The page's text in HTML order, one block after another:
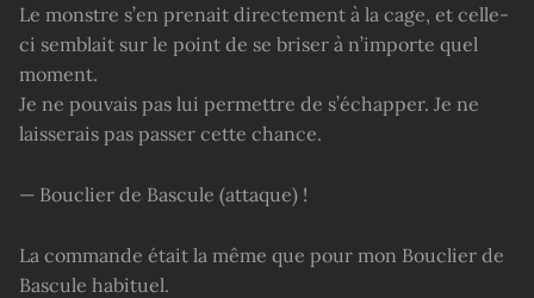
Le monstre s’en prenait directement à la cage, et celle-
ci semblait sur le point de se briser à n’importe quel
moment.
Je ne pouvais pas lui permettre de s’échapper. Je ne
laisserais pas passer cette chance.
— Bouclier de Bascule (attaque) !
La commande était la même que pour mon Bouclier de
Bascule habituel.